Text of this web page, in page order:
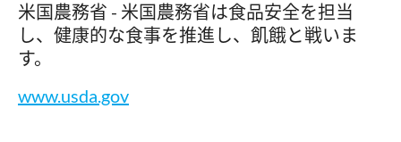
米国農務省 - 米国農務省は食品安全を担当
し、健康的な食事を推進し、飢餓と戦いま
す。
www.usda.gov